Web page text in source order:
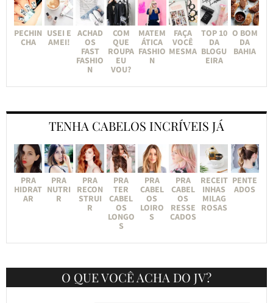
PECHIN
CHA
USEI E
AMEI!
ACHAD
OS
FAST
FASHIO
N
COM
QUE
ROUPA
EU
VOU?
MATEM
ÁTICA
FASHIO
N
FAÇA
VOCÊ
MESMA
TOP 10
DA
BLOGU
EIRA
O BOM
DA
BAHIA
TENHA CABELOS INCRÍVEIS JÁ
PRA
HIDRAT
AR
PRA
NUTRI
R
PRA
RECON
STRUI
R
PRA
TER
CABEL
OS
LONGO
S
PRA
CABEL
OS
LOIRO
S
PRA
CABEL
OS
RESSE
CADOS
RECEIT
INHAS
MILAG
ROSAS
PENTE
ADOS
O QUE VOCÊ ACHA DO JV?